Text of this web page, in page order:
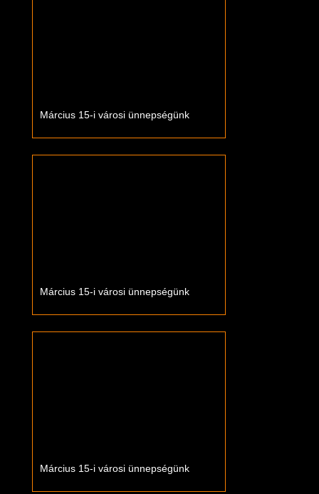
Március 15-i városi ünnepségünk
Március 15-i városi ünnepségünk
Március 15-i városi ünnepségünk